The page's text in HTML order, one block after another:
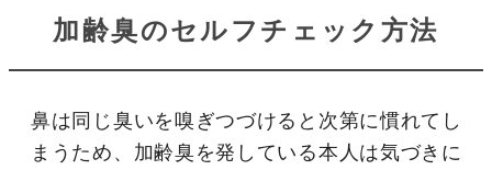
加齢臭のセルフチェック方法
鼻は同じ臭いを嗅ぎつづけると次第に慣れてし
まうため、加齢臭を発している本人は気づきに